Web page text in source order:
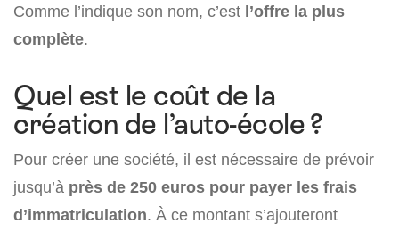
Comme l’indique son nom, c’est l’offre la plus
complète.
Quel est le coût de la
création de l’auto-école ?
Pour créer une société, il est nécessaire de prévoir
jusqu’à près de 250 euros pour payer les frais
d’immatriculation. À ce montant s’ajouteront